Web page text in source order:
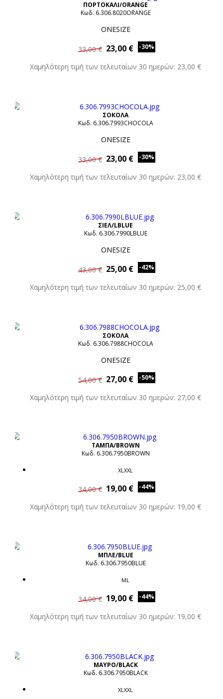
ΠΟΡΤΟΚΑΛΙ/ORANGE
Κωδ. 6.306.8020ORANGE
ONESIZE
33,00 € 23,00 € -30%
Χαμηλότερη τιμή των τελευταίων 30 ημερών: 23,00 €
ΣΟΚΟΛΑ
Κωδ. 6.306.7993CHOCOLA
ONESIZE
33,00 € 23,00 € -30%
Χαμηλότερη τιμή των τελευταίων 30 ημερών: 23,00 €
ΣΙΕΛ/LBLUE
Κωδ. 6.306.7990LBLUE
ONESIZE
43,00 € 25,00 € -42%
Χαμηλότερη τιμή των τελευταίων 30 ημερών: 25,00 €
ΣΟΚΟΛΑ
Κωδ. 6.306.7988CHOCOLA
ONESIZE
54,00 € 27,00 € -50%
Χαμηλότερη τιμή των τελευταίων 30 ημερών: 27,00 €
ΤΑΜΠΑ/BROWN
Κωδ. 6.306.7950BROWN
XLXXL
34,00 € 19,00 € -44%
Χαμηλότερη τιμή των τελευταίων 30 ημερών: 19,00 €
ΜΠΛΕ/BLUE
Κωδ. 6.306.7950BLUE
ML
34,00 € 19,00 € -44%
Χαμηλότερη τιμή των τελευταίων 30 ημερών: 19,00 €
ΜΑΥΡΟ/BLACK
Κωδ. 6.306.7950BLACK
XLXXL